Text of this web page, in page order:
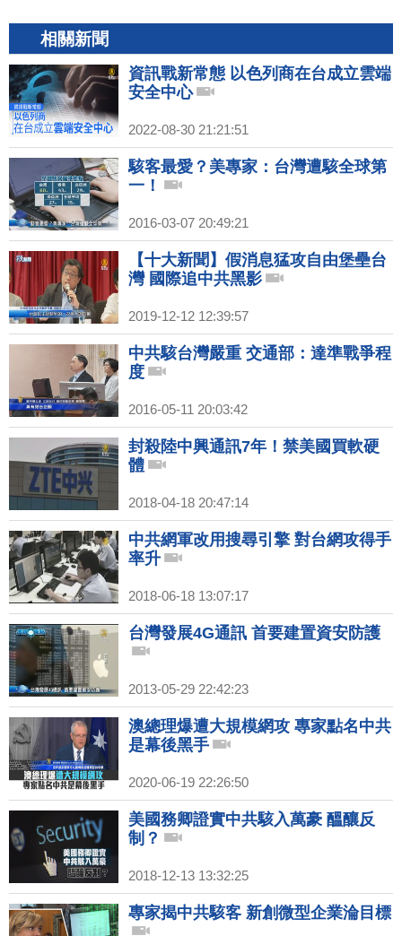
相關新聞
資訊戰新常態 以色列商在台成立雲端
安全中心
2022-08-30 21:21:51
駭客最愛？美專家：台灣遭駭全球第
一！
2016-03-07 20:49:21
【十大新聞】假消息猛攻自由堡壘台
灣 國際追中共黑影
2019-12-12 12:39:57
中共駭台灣嚴重 交通部：達準戰爭程
度
2016-05-11 20:03:42
封殺陸中興通訊7年！禁美國買軟硬
體
2018-04-18 20:47:14
中共網軍改用搜尋引擎 對台網攻得手
率升
2018-06-18 13:07:17
台灣發展4G通訊 首要建置資安防護
2013-05-29 22:42:23
澳總理爆遭大規模網攻 專家點名中共
是幕後黑手
2020-06-19 22:26:50
美國務卿證實中共駭入萬豪 醞釀反
制？
2018-12-13 13:32:25
專家揭中共駭客 新創微型企業淪目標